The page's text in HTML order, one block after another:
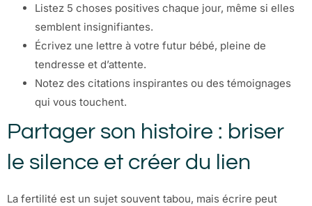
Listez 5 choses positives chaque jour, même si elles
semblent insignifiantes.
Écrivez une lettre à votre futur bébé, pleine de
tendresse et d’attente.
Notez des citations inspirantes ou des témoignages
qui vous touchent.
Partager son histoire : briser
le silence et créer du lien
La fertilité est un sujet souvent tabou, mais écrire peut